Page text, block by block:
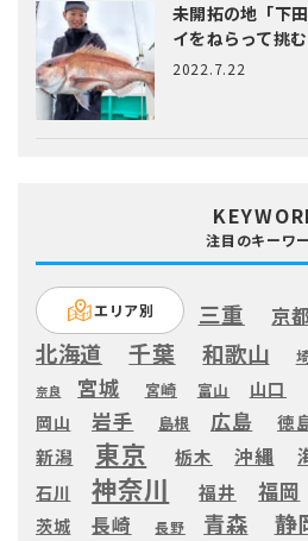
未開拓の地「下
イをねらって挑
2022.7.22
注目のキーワ
エリア別 三重 京都
北海道 千葉 和歌山
奈良 宮城 宮崎 富山 山口
岡山
岩手 島根 広島 徳
新潟 東京 栃木 沖縄
石川
神奈川 福井 福岡
茨城 長崎 長野 青森 静